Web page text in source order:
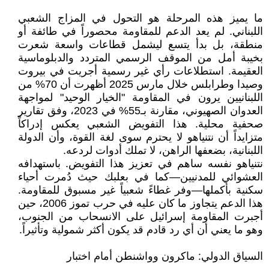
ما يميز هذه المرحلة هو التحول في المزاج الشعبي
اللبناني. لم يعد الدعم للمقاومة محصوراً في طائفة أو
منطقة، بل بدأ يتسع ليشمل قطاعات واسعة شعرت
بخيبة أمل من الموقف الرسمي المتردد والدبلوماسية
العقيمة. استطلاعات رأي غير رسمية أجريت في بيروت
وصيدا وطرابلس خلال مارس 2025 أظهرت أن 70% من
اللبنانيين يرون في المقاومة "الخيار الوحيد" لمواجهة
العدوان الصهيوني، مقارنة بـ55% في 2023، وفق تقارير
صحفية محلية. هذا التفويض الشعبي يعكس إدراكاً
متزايداً أن نتنياهو لا يحترم سوى لغة القوة، وأن الدولة
اللبنانية، بضعفها الراهن، لا تملك أدوات لردعه.
نتنياهو نفسه ساهم في تعزيز هذا التفويض. باستهدافه
العشوائي للمدنيين—كما في بعلبك حيث دُمرت أحياء
سكنية بأكملها—وفر غطاءً شعبياً غير مسبوق للمقاومة.
هذا الدعم يتجاوز ما كان عليه في حرب تموز 2006، حين
أجبرت المقاومة إسرائيل على الانسحاب من الجنوب،
وهو ما يعني أن أي رد قادم قد يكون أكثر شمولية وتأثيراً.
السياق الدولي: ماكرون وواشنطن أمام اختبار